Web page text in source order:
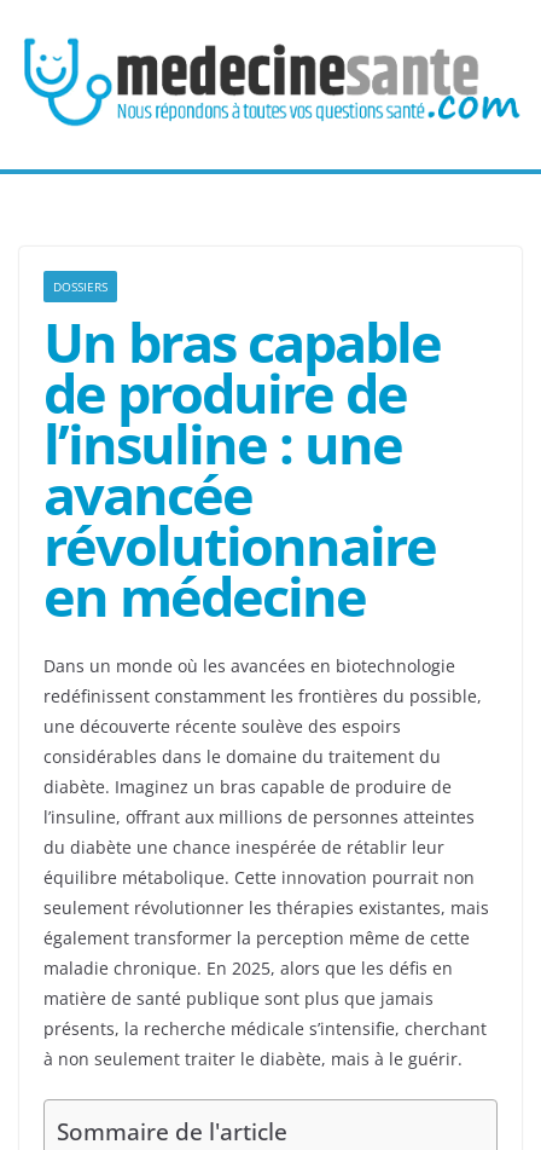
contenu
DOSSIERS
Un bras capable
de produire de
l’insuline : une
avancée
révolutionnaire
en médecine
Dans un monde où les avancées en biotechnologie
redéfinissent constamment les frontières du possible,
une découverte récente soulève des espoirs
considérables dans le domaine du traitement du
diabète. Imaginez un bras capable de produire de
l’insuline, offrant aux millions de personnes atteintes
du diabète une chance inespérée de rétablir leur
équilibre métabolique. Cette innovation pourrait non
seulement révolutionner les thérapies existantes, mais
également transformer la perception même de cette
maladie chronique. En 2025, alors que les défis en
matière de santé publique sont plus que jamais
présents, la recherche médicale s’intensifie, cherchant
à non seulement traiter le diabète, mais à le guérir.
Sommaire de l'article